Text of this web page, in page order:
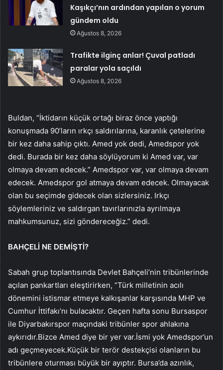
Kaşıkçı’nın ardından yapılan o yorum
gündem oldu
Ağustos 8, 2026
Trafikte ilginç anlar! Çuval patladı
paralar yola saçıldı
Ağustos 8, 2026
Buldan, “İktidarın küçük ortağı biraz önce yaptığı
konuşmada 90’ların ırkçı saldırılarına, karanlık çetelerine
bir kez daha sahip çıktı. Amed yok dedi, Amedspor yok
dedi. Burada bir kez daha söylüyorum ki Amed var, var
olmaya devam edecek.” Amedspor var, var olmaya devam
edecek. Amedspor gol atmaya devam edecek. Olmayacak
olan bu seçimde gidecek olan sizlersiniz. Irkçı
söylemleriniz ve saldırgan tavırlarınızla ayrılmaya
mahkumsunuz, sizi göndereceğiz.” dedi.
BAHÇELİ NE DEMİŞTİ?
Sabah grup toplantısında Devlet Bahçeli’nin tribünlerinde
açılan pankartları eleştirirken, “Türk milletinin acılı
dönemini istismar etmeye kalkışanlar karşısında MHP ve
Cumhur İttifakı’nı bulacaktır. Geçen hafta sonu Bursaspor
ile Diyarbakırspor maçındaki tribünler spor ahlakına
aykırıdır.Bizce Amed diye bir yer var.İsmi yok Amedspor’un
adı geçmeyecek.Küçük bir terör destekçisi olanların bu
tribünlere oturması büyük bir ayıptır. Bursa’da azınlık,